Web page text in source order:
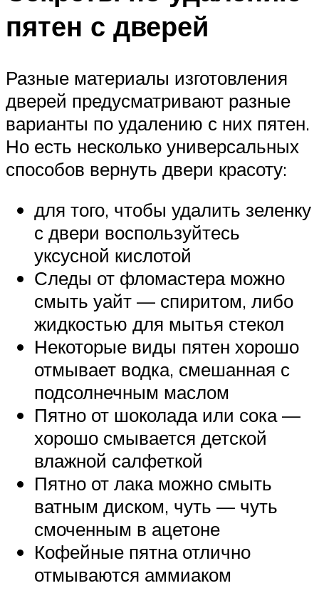
пятен с дверей
Разные материалы изготовления
дверей предусматривают разные
варианты по удалению с них пятен.
Но есть несколько универсальных
способов вернуть двери красоту:
для того, чтобы удалить зеленку
с двери воспользуйтесь
уксусной кислотой
Следы от фломастера можно
смыть уайт — спиритом, либо
жидкостью для мытья стекол
Некоторые виды пятен хорошо
отмывает водка, смешанная с
подсолнечным маслом
Пятно от шоколада или сока —
хорошо смывается детской
влажной салфеткой
Пятно от лака можно смыть
ватным диском, чуть — чуть
смоченным в ацетоне
Кофейные пятна отлично
отмываются аммиаком